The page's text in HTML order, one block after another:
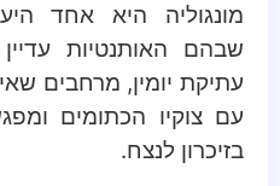
מונגוליה היא אחד
שבהם האותנטיות
עתיקת יומין, מרחבים
עם צוקיו הכתומים
בזיכרון לנצח.